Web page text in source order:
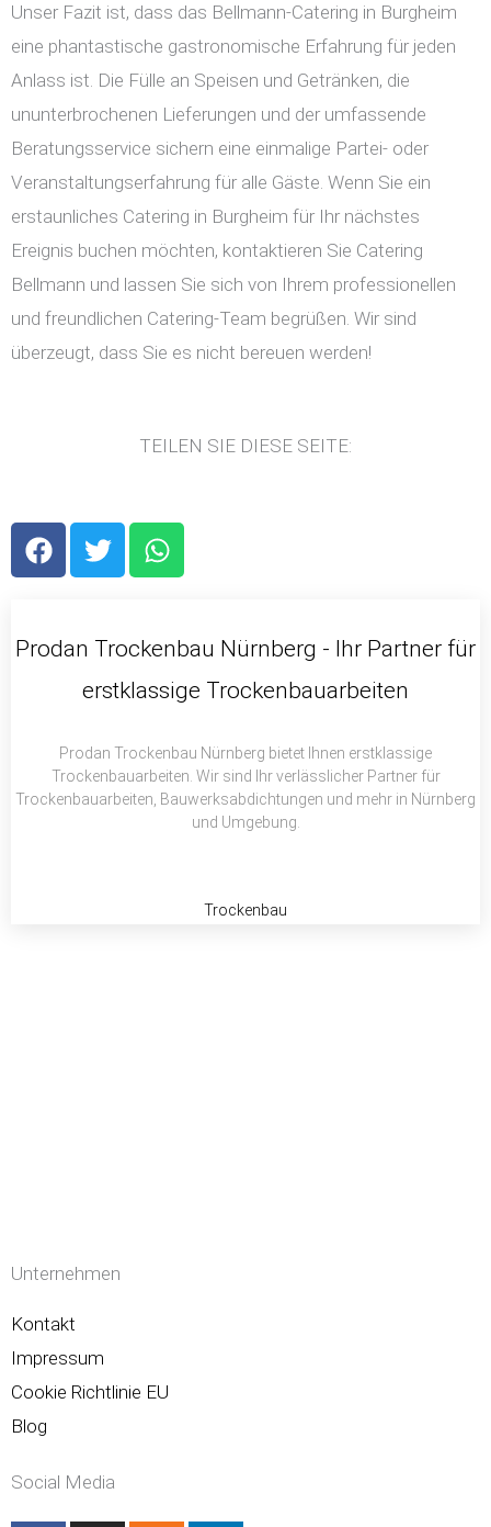
Unser Fazit ist, dass das Bellmann-Catering in Burgheim
eine phantastische gastronomische Erfahrung für jeden
Anlass ist. Die Fülle an Speisen und Getränken, die
ununterbrochenen Lieferungen und der umfassende
Beratungsservice sichern eine einmalige Partei- oder
Veranstaltungserfahrung für alle Gäste. Wenn Sie ein
erstaunliches Catering in Burgheim für Ihr nächstes
Ereignis buchen möchten, kontaktieren Sie Catering
Bellmann und lassen Sie sich von Ihrem professionellen
und freundlichen Catering-Team begrüßen. Wir sind
überzeugt, dass Sie es nicht bereuen werden!
TEILEN SIE DIESE SEITE:
F
a
b
T
w
t
r
W
h
s
p
Prodan Trockenbau Nürnberg - Ihr Partner für
erstklassige Trockenbauarbeiten
Prodan Trockenbau Nürnberg bietet Ihnen erstklassige
Trockenbauarbeiten. Wir sind Ihr verlässlicher Partner für
Trockenbauarbeiten, Bauwerksabdichtungen und mehr in Nürnberg
und Umgebung.
Trockenbau
Unternehmen
Kontakt
Impressum
Cookie Richtlinie EU
Blog
Social Media